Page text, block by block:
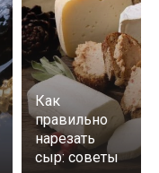
Как
правильно
нарезать
сыр: советы